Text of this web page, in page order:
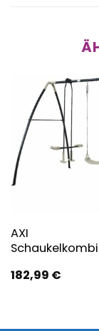
AXI
182,99 €